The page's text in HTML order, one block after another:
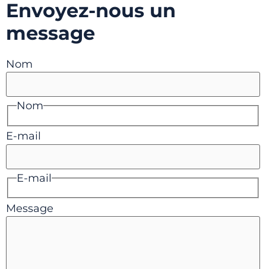
Envoyez-nous un
message
Nom
Nom
E-mail
E-mail
Message